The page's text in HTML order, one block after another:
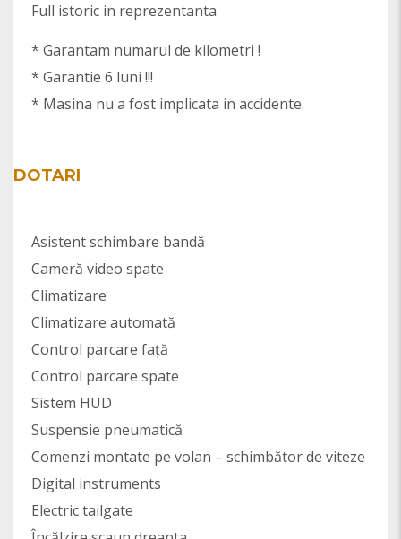
Full istoric in reprezentanta
* Garantam numarul de kilometri !
* Garantie 6 luni !!!
* Masina nu a fost implicata in accidente.
DOTARI
Asistent schimbare bandă
Cameră video spate
Climatizare
Climatizare automată
Control parcare față
Control parcare spate
Sistem HUD
Suspensie pneumatică
Comenzi montate pe volan – schimbător de viteze
Digital instruments
Electric tailgate